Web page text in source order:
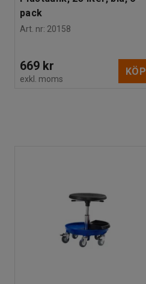
pack
Art. nr: 20158
669 kr
exkl. moms
KÖP